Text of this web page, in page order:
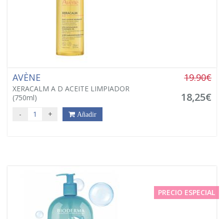
AVÈNE
XERACALM A D ACEITE LIMPIADOR
(750ml)
19.90€
18,25€
- + Añadir
PRECIO ESPECIAL